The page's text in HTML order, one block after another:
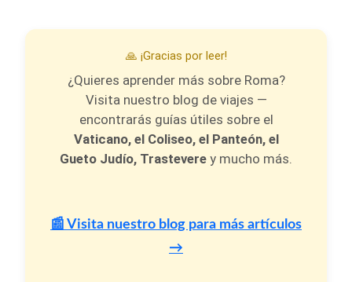
🙏 ¡Gracias por leer!
¿Quieres aprender más sobre Roma?
Visita nuestro blog de viajes —
encontrarás guías útiles sobre el
Vaticano, el Coliseo, el Panteón, el
Gueto Judío, Trastevere y mucho más.
📰 Visita nuestro blog para más artículos
→